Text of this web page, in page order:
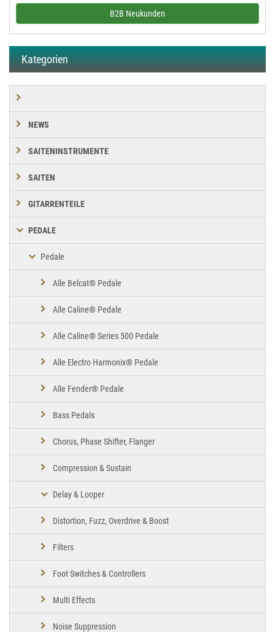
B2B Neukunden
Kategorien
NEWS
SAITENINSTRUMENTE
SAITEN
GITARRENTEILE
PEDALE
Pedale
Alle Belcat® Pedale
Alle Caline® Pedale
Alle Caline® Series 500 Pedale
Alle Electro Harmonix® Pedale
Alle Fender® Pedale
Bass Pedals
Chorus, Phase Shifter, Flanger
Compression & Sustain
Delay & Looper
Distortion, Fuzz, Overdrive & Boost
Filters
Foot Switches & Controllers
Multi Effects
Noise Suppression